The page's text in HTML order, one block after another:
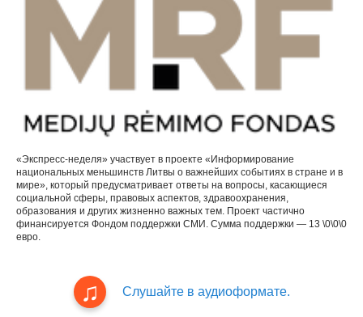
«Экспресс-неделя» участвует в проекте «Информирование
национальных меньшинств Литвы о важнейших событиях в стране и в
мире», который предусматривает ответы на вопросы, касающиеся
социальной сферы, правовых аспектов, здравоохранения,
образования и других жизненно важных тем. Проект частично
финансируется Фондом поддержки СМИ. Сумма поддержки — 13 \0\0\0
евро.
Слушайте в аудиоформате.